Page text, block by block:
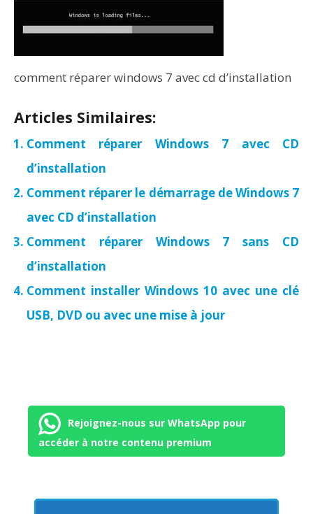
comment réparer windows 7 avec cd d’installation
Articles Similaires:
Comment réparer Windows 7 avec CD
d’installation
Comment réparer le démarrage de Windows 7
avec CD d’installation
Comment réparer Windows 7 sans CD
d’installation
Comment installer Windows 10 avec une clé
USB, DVD ou avec une mise à jour
Rejoignez-nous sur WhatsApp pour
accéder à notre contenu premium